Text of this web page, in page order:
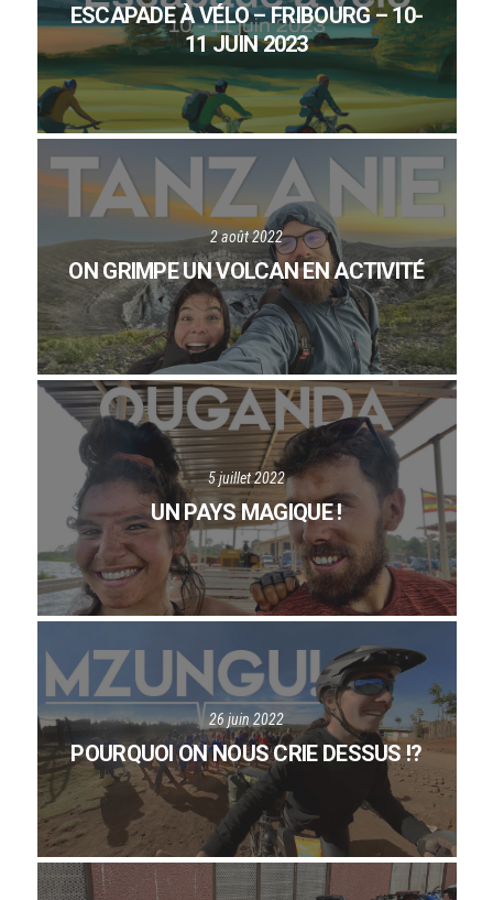
ESCAPADE À VÉLO – FRIBOURG – 10-
11 JUIN 2023
2 août 2022
ON GRIMPE UN VOLCAN EN ACTIVITÉ
5 juillet 2022
UN PAYS MAGIQUE !
26 juin 2022
POURQUOI ON NOUS CRIE DESSUS !?